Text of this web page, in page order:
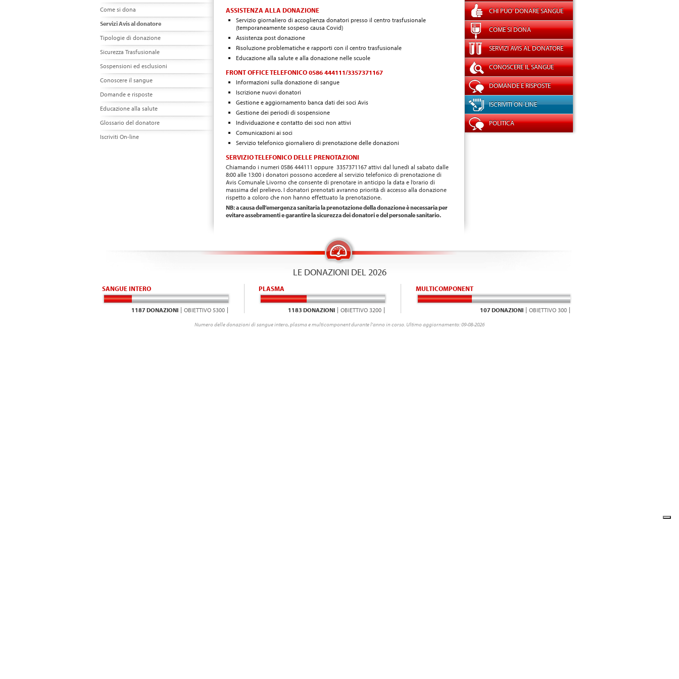
Come si dona
Servizi Avis al donatore
Tipologie di donazione
Sicurezza Trasfusionale
Sospensioni ed esclusioni
Conoscere il sangue
Domande e risposte
Educazione alla salute
Glossario del donatore
Iscriviti On-line
ASSISTENZA ALLA DONAZIONE
Servizio giornaliero di accoglienza donatori presso il centro trasfusionale
(temporaneamente sospeso causa Covid)
Assistenza post donazione
Risoluzione problematiche e rapporti con il centro trasfusionale
Educazione alla salute e alla donazione nelle scuole
FRONT OFFICE TELEFONICO 0586 444111/3357371167
Informazioni sulla donazione di sangue
Iscrizione nuovi donatori
Gestione e aggiornamento banca dati dei soci Avis
Gestione dei periodi di sospensione
Individuazione e contatto dei soci non attivi
Comunicazioni ai soci
Servizio telefonico giornaliero di prenotazione delle donazioni
SERVIZIO TELEFONICO DELLE PRENOTAZIONI
Chiamando i numeri 0586 444111 oppure 3357371167 attivi dal lunedì al sabato dalle
8:00 alle 13:00 i donatori possono accedere al servizio telefonico di prenotazione di
Avis Comunale Livorno che consente di prenotare in anticipo la data e l’orario di
massima del prelievo. I donatori prenotati avranno priorità di accesso alla donazione
rispetto a coloro che non hanno effettuato la prenotazione.
NB: a causa dell’emergenza sanitaria la prenotazione della donazione è necessaria per
evitare assebramenti e garantire la sicurezza dei donatori e del personale sanitario.
CHI PUO' DONARE SANGUE
COME SI DONA
SERVIZI AVIS AL DONATORE
CONOSCERE IL SANGUE
DOMANDE E RISPOSTE
ISCRIVITI ON-LINE
POLITICA
LE DONAZIONI DEL 2026
SANGUE INTERO
1187 DONAZIONI OBIETTIVO 5300
PLASMA
1183 DONAZIONI OBIETTIVO 3200
MULTICOMPONENT
107 DONAZIONI OBIETTIVO 300
Numero delle donazioni di sangue intero, plasma e multicomponent durante l'anno in corso. Ultimo aggiornamento: 09-08-2026